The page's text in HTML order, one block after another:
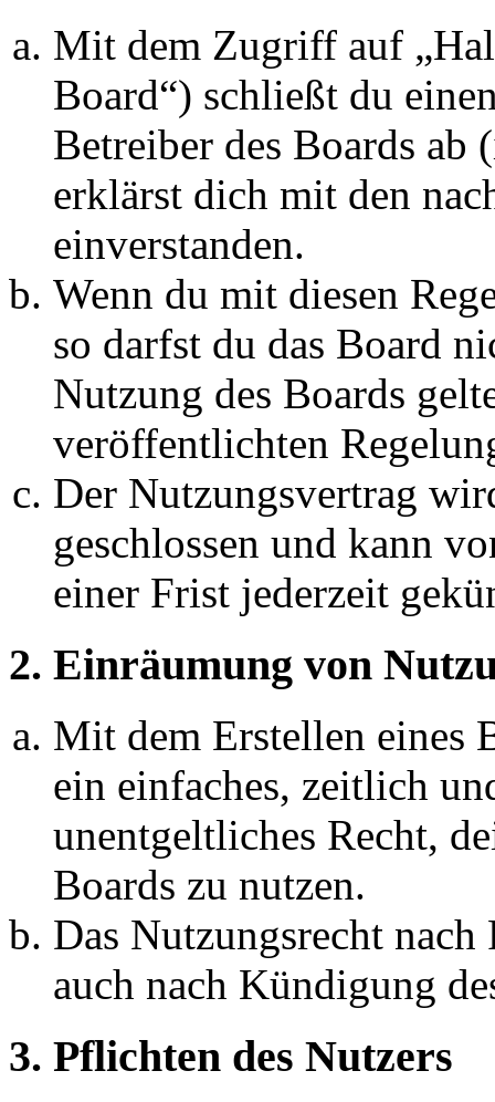
Mit dem Zugriff auf
Board“) schließt du
Betreiber des Boards ab
erklärst dich mit den
einverstanden.
Wenn du mit diesen
so darfst du das Board
Nutzung des Boards
veröffentlichten
Der Nutzungsvertrag
geschlossen und kann
einer Frist jederzeit
2. Einräumung von
Mit dem Erstellen eines
ein einfaches, zeitlich
unentgeltliches Recht,
Boards zu nutzen.
Das Nutzungsrecht
auch nach Kündigung
3. Pflichten des Nutzers